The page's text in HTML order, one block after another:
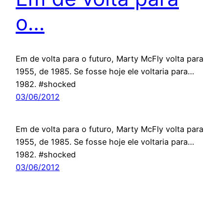
o…
Em de volta para o futuro, Marty McFly volta para
1955, de 1985. Se fosse hoje ele voltaria para…
1982. #shocked
03/06/2012
Em de volta para o futuro, Marty McFly volta para
1955, de 1985. Se fosse hoje ele voltaria para…
1982. #shocked
03/06/2012